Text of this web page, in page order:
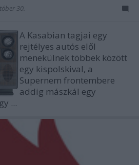
30.
A Kasabian tagjai egy
rejtélyes autós elől
menekülnek többek között
egy kispolskival, a
Supernem frontembere
addig mászkál egy
...